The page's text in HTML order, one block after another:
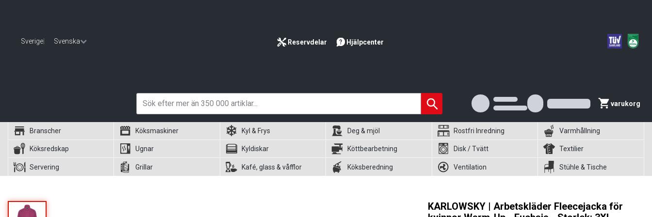
Sverige Svenska Reservdelar Hjälpcenter
varukorg
Branscher Köksmaskiner Kyl & Frys Deg & mjöl Rostfri Inredning Varmhållning
Köksredskap Ugnar Kyldiskar Köttbearbetning Disk / Tvätt Textilier
Servering Grillar Kafé, glass & våfflor Köksberedning Ventilation Stühle & Tische
KARLOWSKY | Arbetskläder Fleecejacka för